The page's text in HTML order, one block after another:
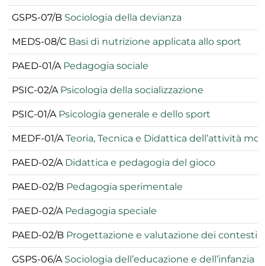
GSPS-07/B Sociologia della devianza
MEDS-08/C Basi di nutrizione applicata allo sport
PAED-01/A Pedagogia sociale
PSIC-02/A Psicologia della socializzazione
PSIC-01/A Psicologia generale e dello sport
MEDF-01/ATeoria, Tecnica e Didattica dell’attività
PAED-02/A Didattica e pedagogia del gioco
PAED-02/B Pedagogia sperimentale
PAED-02/A Pedagogia speciale
PAED-02/B Progettazione e valutazione dei contesti
GSPS-06/A Sociologia dell’educazione e dell’infanzia